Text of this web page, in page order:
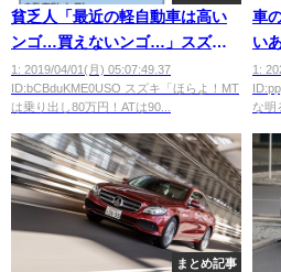
貧乏人「最近の軽自動車は高い
ンゴ…買えないンゴ…」スズキ
「はぁ…」
1: 2019/04/01(月) 05:07:49.37
ID:bCBduKME0USO スズキ「ほらよ！MT
は乗り出し80万円！ATは90...
車
い
1:
な明
まとめ記事